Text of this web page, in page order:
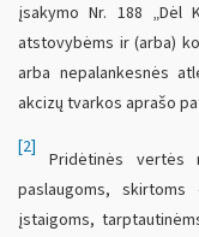
įsakymo Nr. 188 „Dėl
atstovybėms ir (arba)
arba nepalankesnės
akcizų tvarkos aprašo
[2]
Pridėtinės vertės
paslaugoms, skirtoms
įstaigoms,